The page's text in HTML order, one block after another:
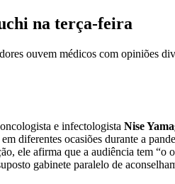
na terça-feira
ouvem médicos com opiniões
e infectologista Nise
diferentes ocasiões durante a
ele afirma que a audiência tem
gabinete paralelo de